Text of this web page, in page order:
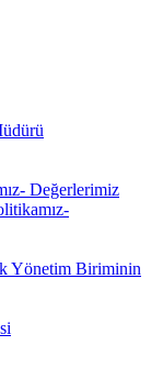
Değerlerimiz
Yönetim Biriminin